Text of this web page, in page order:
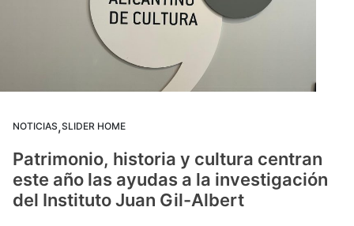
NOTICIAS,SLIDER HOME
Patrimonio, historia y cultura centran
este año las ayudas a la investigación
del Instituto Juan Gil-Albert